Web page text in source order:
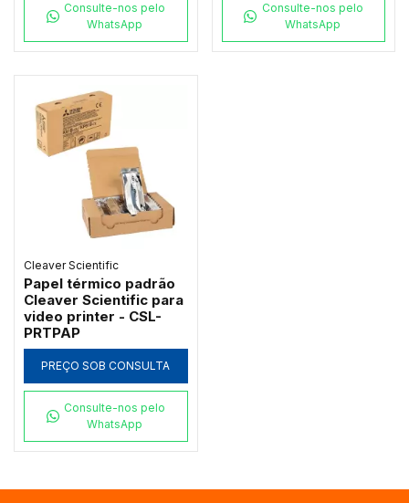
Consulte-nos pelo
WhatsApp
Consulte-nos pelo
WhatsApp
Cleaver Scientific
Papel térmico padrão
Cleaver Scientific para
video printer - CSL-
PRTPAP
PREÇO SOB CONSULTA
Consulte-nos pelo
WhatsApp